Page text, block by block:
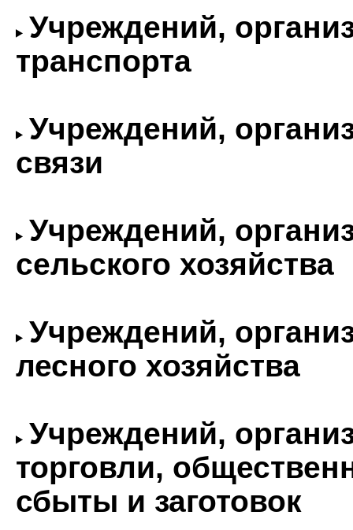
Учреждений,
транспорта
Учреждений,
связи
Учреждений,
сельского хозяйства
Учреждений,
лесного хозяйства
Учреждений,
торговли,
сбыты и заготовок